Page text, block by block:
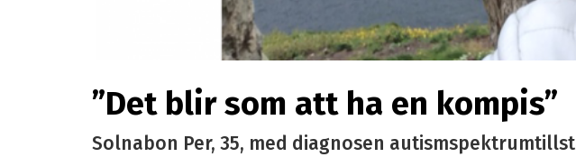
”Det blir som att ha en kompis”
Solnabon Per, 35, med diagnosen